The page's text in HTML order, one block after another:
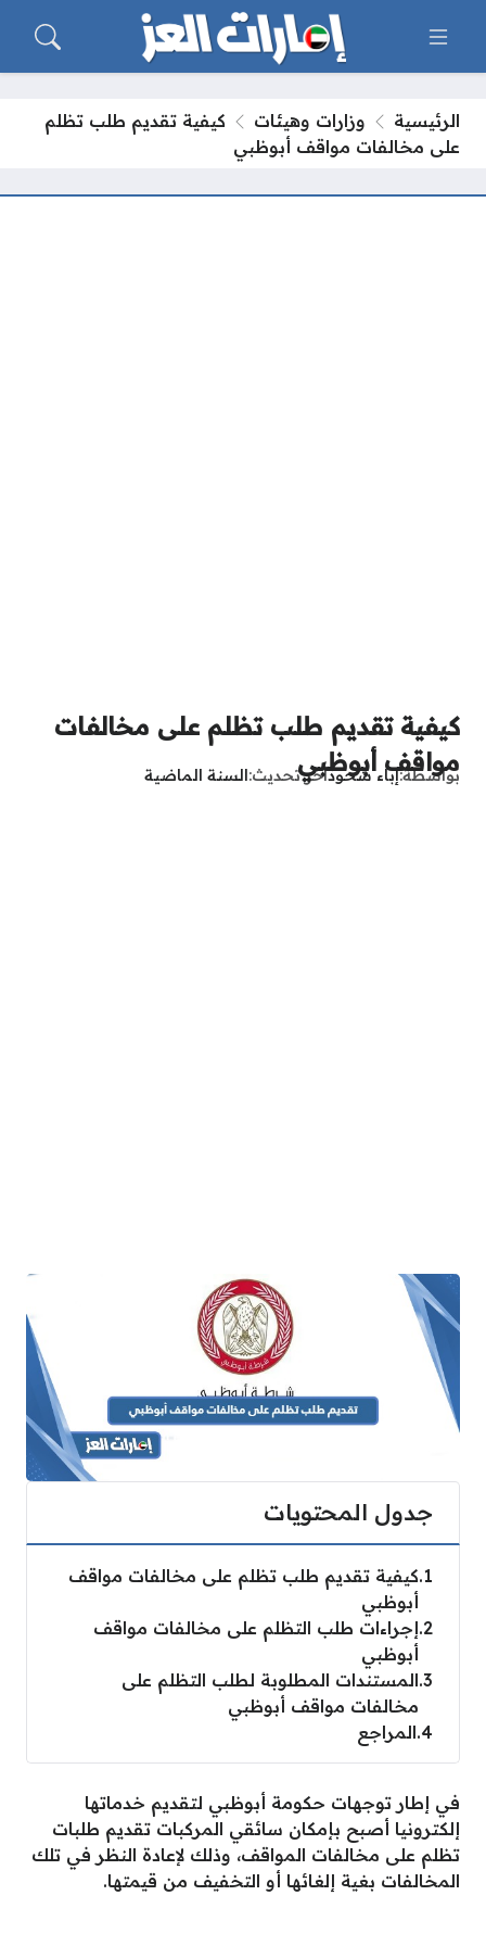
الرئيسية وزارات وهيئات
كيفية تقديم طلب تظلم
على مخالفات مواقف أبوظبي
كيفية تقديم طلب تظلم على مخالفات
مواقف أبوظبي
بواسطةإباء شحودآخر تحديث السنة الماضية
جدول المحتويات
1 كيفية تقديم طلب تظلم على مخالفات مواقف
أبوظبي
2 إجراءات طلب التظلم على مخالفات مواقف
أبوظبي
3 المستندات المطلوبة لطلب التظلم على
مخالفات مواقف أبوظبي
4 المراجع
في إطار توجهات حكومة أبوظبي لتقديم خدماتها
إلكترونيا أصبح بإمكان سائقي المركبات تقديم طلبات
تظلم على مخالفات المواقف، وذلك لإعادة النظر في تلك
المخالفات بغية إلغائها أو التخفيف من قيمتها.